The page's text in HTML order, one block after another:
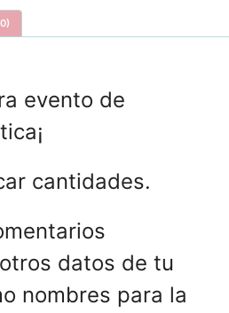
evento de
cantidades.
datos de tu
nombres para la